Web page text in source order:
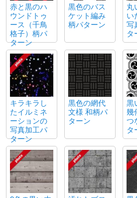
赤と黒のハ
ウンドトゥ
ース（千鳥
格子）柄パ
ターン
黒色のバス
ケット編み
柄パターン
丸
い
写
タ
キラキラし
たイルミネ
ーションの
写真加工パ
ターン
黒色の網代
文様 和柄パ
ターン
黒
幾
つ
タ